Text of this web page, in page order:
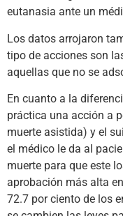
eutanasia ante un
Los datos arrojaron
tipo de acciones son
aquellas que no se
En cuanto a la
práctica una acción a
muerte asistida) y el
el médico le da al
muerte para que este
aprobación más alta
72.7 por ciento de los